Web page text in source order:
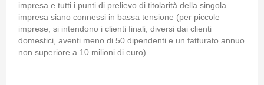
impresa e tutti i punti di prelievo di titolarità della singola
impresa siano connessi in bassa tensione (per piccole
imprese, si intendono i clienti finali, diversi dai clienti
domestici, aventi meno di 50 dipendenti e un fatturato annuo
non superiore a 10 milioni di euro).